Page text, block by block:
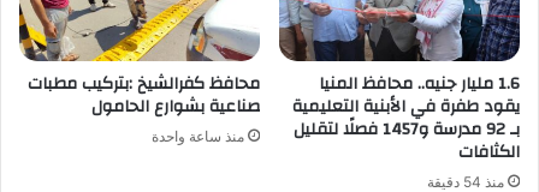
1.6 مليار جنيه.. محافظ المنيا
يقود طفرة في الأبنية التعليمية
بـ 92 مدرسة و1457 فصلًا لتقليل
الكثافات
منذ 54 دقيقة
محافظ كفرالشيخ :بتركيب مطبات
صناعية بشوارع الحامول
منذ ساعة واحدة